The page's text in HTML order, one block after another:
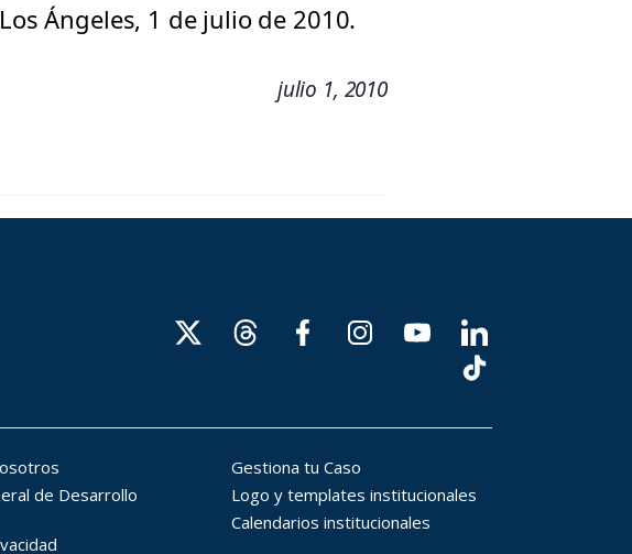
Ángeles, 1 de julio de 2010.
julio 1, 2010